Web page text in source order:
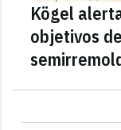
Kögel
objetivos